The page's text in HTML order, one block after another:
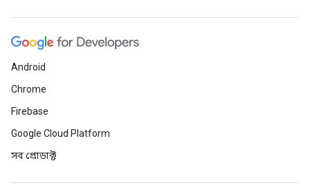
Android
Chrome
Firebase
Google Cloud Platform
সব প্রোডাক্ট